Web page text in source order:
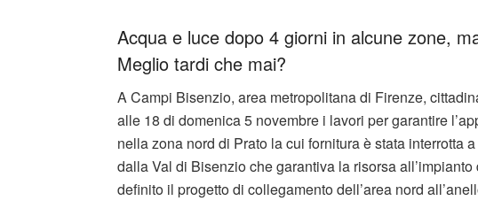
Acqua e luce dopo 4 giorni in alcune zone,
Meglio tardi che mai?
A Campi Bisenzio, area metropolitana di Firenze,
alle 18 di domenica 5 novembre i lavori per garantire
nella zona nord di Prato la cui fornitura è stata interrotta
dalla Val di Bisenzio che garantiva la risorsa
definito il progetto di collegamento dell’area nord